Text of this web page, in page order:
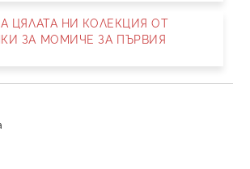
с вас в рамките на работния ден.
ЦЯЛАТА НИ КОЛЕКЦИЯ ОТ
ЗА МОМИЧЕ ЗА ПЪРВИЯ